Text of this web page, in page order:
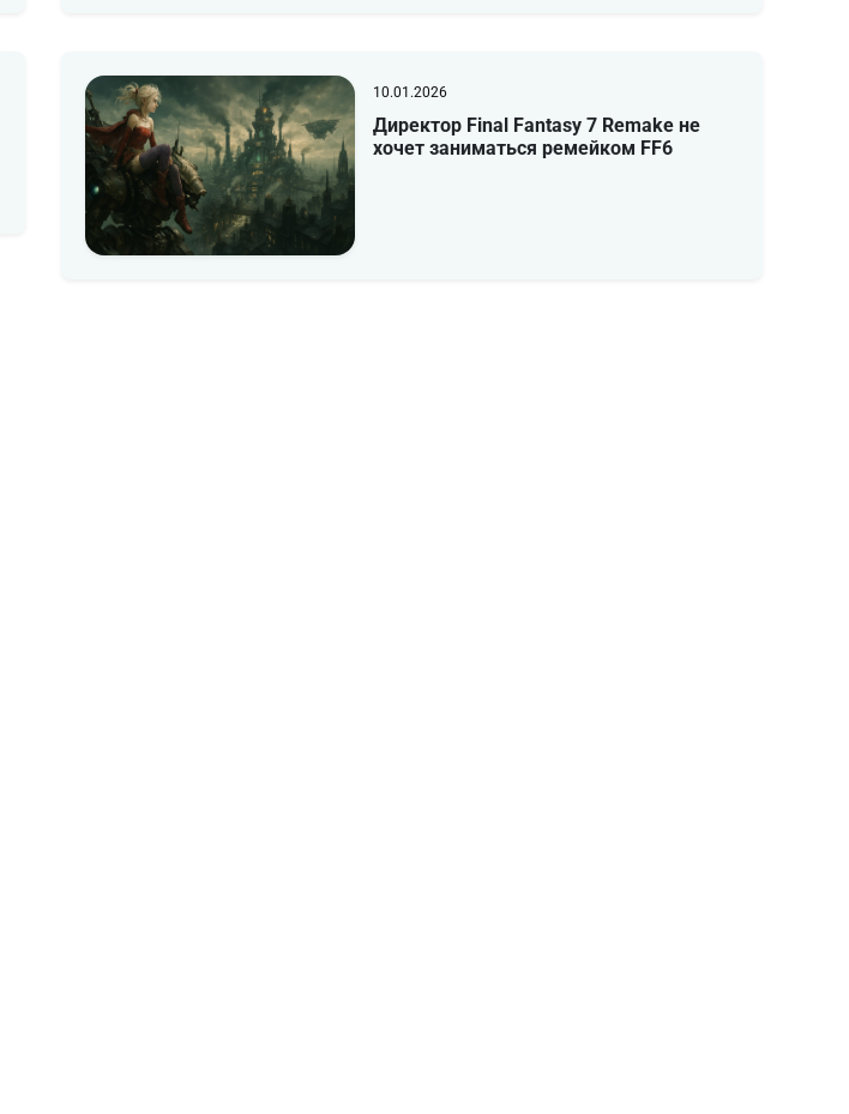
10.01.2026
Директор Final Fantasy 7 Remake не
хочет заниматься ремейком FF6